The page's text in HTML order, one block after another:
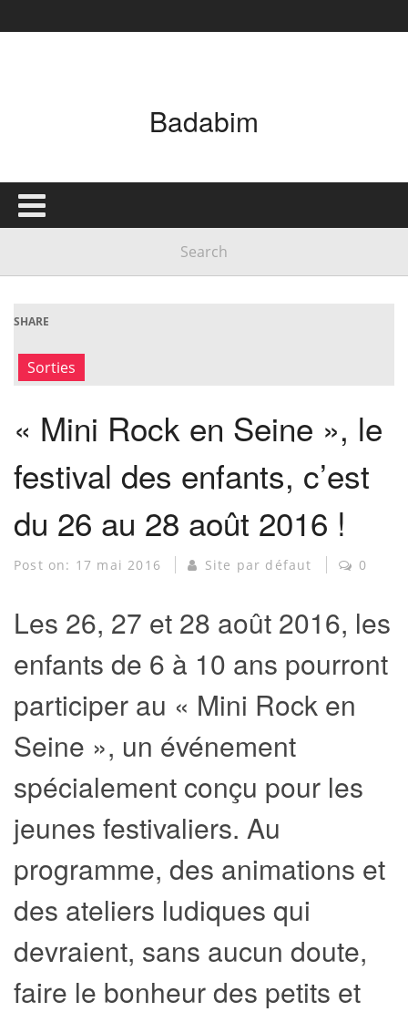
Badabim
SHARE
Sorties
« Mini Rock en Seine », le
festival des enfants, c’est
du 26 au 28 août 2016 !
Post on: 17 mai 2016 Site par défaut 0
Les 26, 27 et 28 août 2016, les
enfants de 6 à 10 ans pourront
participer au « Mini Rock en
Seine », un événement
spécialement conçu pour les
jeunes festivaliers. Au
programme, des animations et
des ateliers ludiques qui
devraient, sans aucun doute,
faire le bonheur des petits et